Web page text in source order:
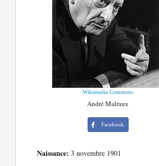
Wikimedia Commons
André Malraux
Facebook
Naissance: 3 novembre 1901